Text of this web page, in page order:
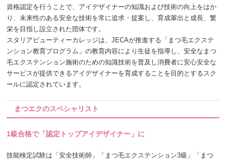
資格認定を行うことで、アイデザイナーの知識および技術の向上をはか
り、未来性のある安全な技術を常に追求・提案し、育成輩出と成長、繁
栄を目指し設立された団体です。
スタリアビューティーカレッジは、JECAが推進する「まつ毛エクステ
ンション教育プログラム」の教育内容により生徒を指導し、安全なまつ
毛エクステンション施術のための知識技術を普及し消費者に安心安全な
サービスが提供できるアイデザイナーを育成することを目的とするスク
ールに認定されています。
まつエクのスペシャリスト
1級合格で「認定トップアイデザイナー」に
技能検定試験は「安全技術師」「まつ毛エクステンション3級」「まつ